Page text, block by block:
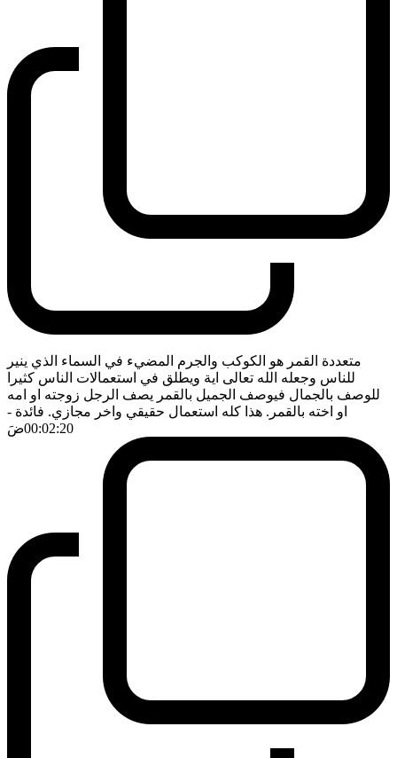
متعددة القمر هو الكوكب والجرم المضيء في السماء الذي ينير
للناس وجعله الله تعالى اية ويطلق في استعمالات الناس كثيرا
للوصف بالجمال فيوصف الجميل بالقمر يصف الرجل زوجته او امه
او اخته بالقمر. هذا كله استعمال حقيقي واخر مجازي. فائدة -
00:02:20ضَ